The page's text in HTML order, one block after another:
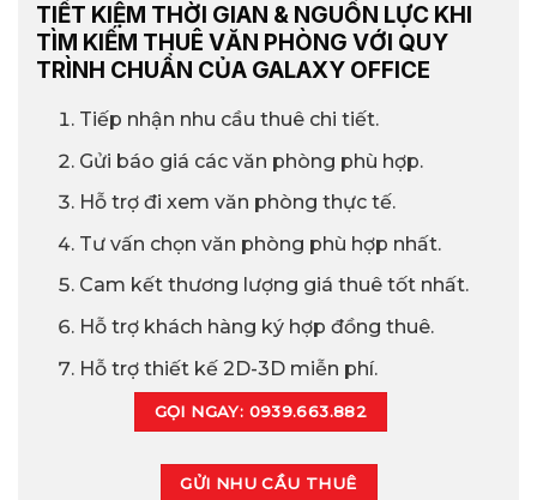
TIẾT KIỆM THỜI GIAN & NGUỒN LỰC KHI
TÌM KIẾM THUÊ VĂN PHÒNG VỚI QUY
TRÌNH CHUẨN CỦA GALAXY OFFICE
Tiếp nhận nhu cầu thuê chi tiết.
Gửi báo giá các văn phòng phù hợp.
Hỗ trợ đi xem văn phòng thực tế.
Tư vấn chọn văn phòng phù hợp nhất.
Cam kết thương lượng giá thuê tốt nhất.
Hỗ trợ khách hàng ký hợp đồng thuê.
Hỗ trợ thiết kế 2D-3D miễn phí.
GỌI NGAY: 0939.663.882
GỬI NHU CẦU THUÊ